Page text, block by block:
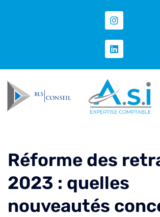
Réforme des
2023 : quelles
nouveautés